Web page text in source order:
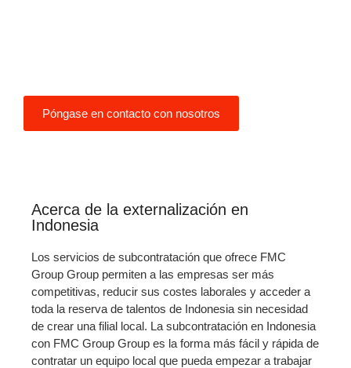
Póngase en contacto con nosotros
Acerca de la externalización en
Indonesia
Los servicios de subcontratación que ofrece FMC
Group Group permiten a las empresas ser más
competitivas, reducir sus costes laborales y acceder a
toda la reserva de talentos de Indonesia sin necesidad
de crear una filial local. La subcontratación en Indonesia
con FMC Group Group es la forma más fácil y rápida de
contratar un equipo local que pueda empezar a trabajar